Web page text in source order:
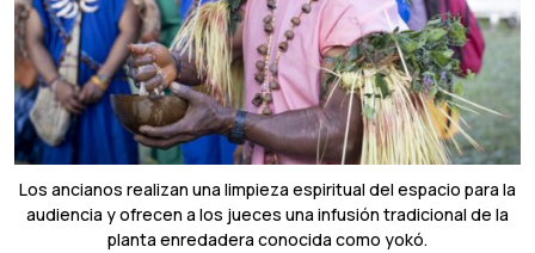
Los ancianos realizan una limpieza espiritual del espacio para la
audiencia y ofrecen a los jueces una infusión tradicional de la
planta enredadera conocida como yokó.